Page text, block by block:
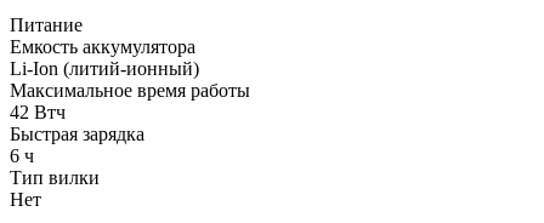
Питание
Емкость аккумулятора
Li-Ion (литий-ионный)
Максимальное время работы
42 Втч
Быстрая зарядка
6 ч
Тип вилки
Нет